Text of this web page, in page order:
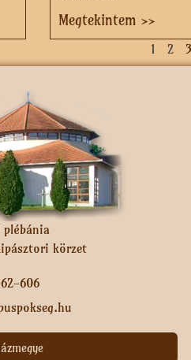
Megtekintem >>
1 2 3
plébánia
körzet
606